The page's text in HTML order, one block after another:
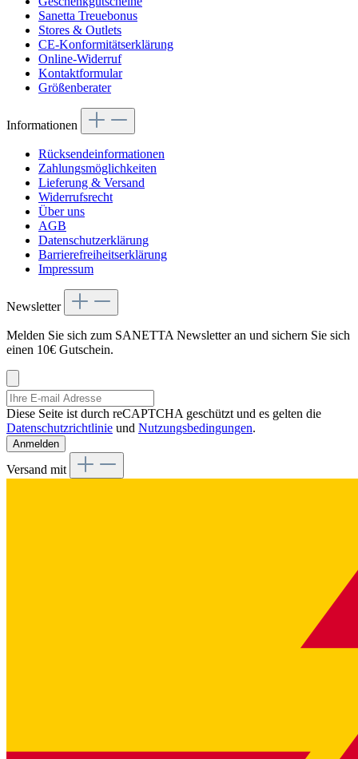
Sanetta Treuebonus
Stores & Outlets
CE-Konformitätserklärung
Online-Widerruf
Kontaktformular
Größenberater
Informationen
Rücksendeinformationen
Zahlungsmöglichkeiten
Lieferung & Versand
Widerrufsrecht
Über uns
AGB
Datenschutzerklärung
Barrierefreiheitserklärung
Impressum
Newsletter
Melden Sie sich zum SANETTA Newsletter an und sichern Sie sich
einen 10€ Gutschein.
Diese Seite ist durch reCAPTCHA geschützt und es gelten die
Datenschutzrichtlinie und Nutzungsbedingungen.
Anmelden
Versand mit